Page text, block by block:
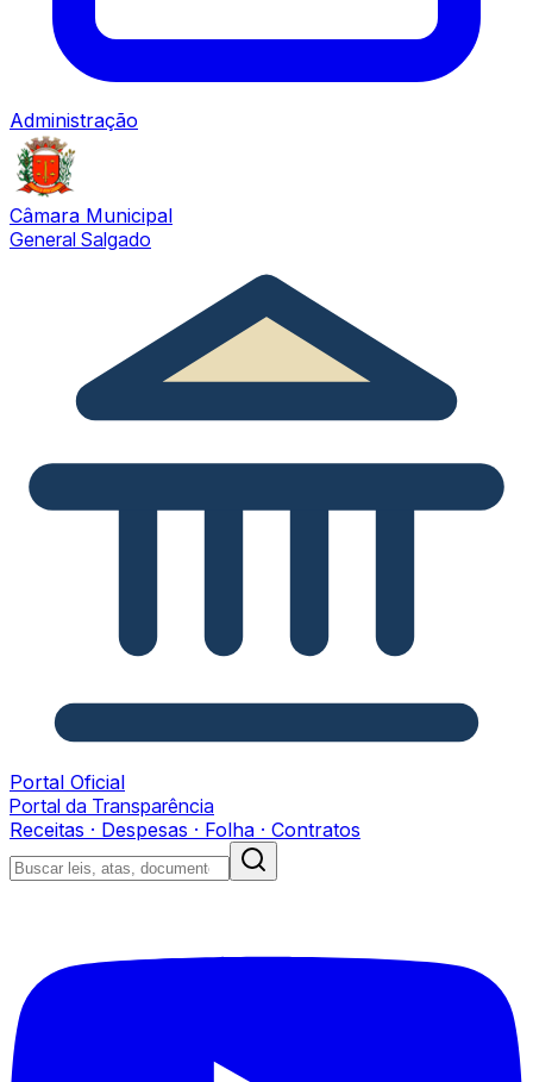
Administração
Câmara Municipal
General Salgado
Portal Oficial
Portal da Transparência
Receitas · Despesas · Folha · Contratos